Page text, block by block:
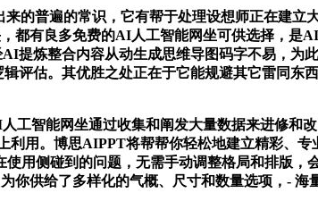
普遍的常识，它有帮于处理设想师正在建立
都有良多免费的AI人工智能网坐可供选择，是
提炼整合内容从动生成思维导图码字不易，为
评估。其优胜之处正在于它能规避其它雷同
智能网坐通过收集和阐发大量数据来进修和
利用。博思AIPPT将帮帮你轻松地建立精彩、
用侧碰到的问题，无需手动调整格局和排版
你供给了多样化的气概、尺寸和数量选项，-